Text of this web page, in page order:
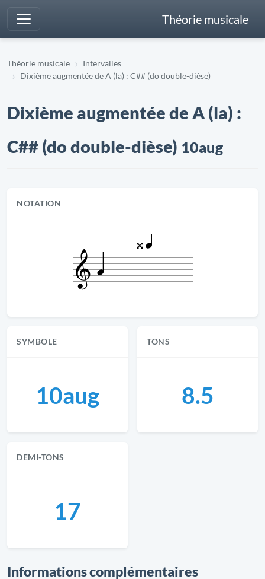
Théorie musicale
Théorie musicale
Intervalles
Dixième augmentée de A (la) : C## (do double-dièse)
Dixième augmentée de A (la) :
C## (do double-dièse) 10aug
NOTATION
SYMBOLE
10aug
TONS
8.5
DEMI-TONS
17
Informations complémentaires